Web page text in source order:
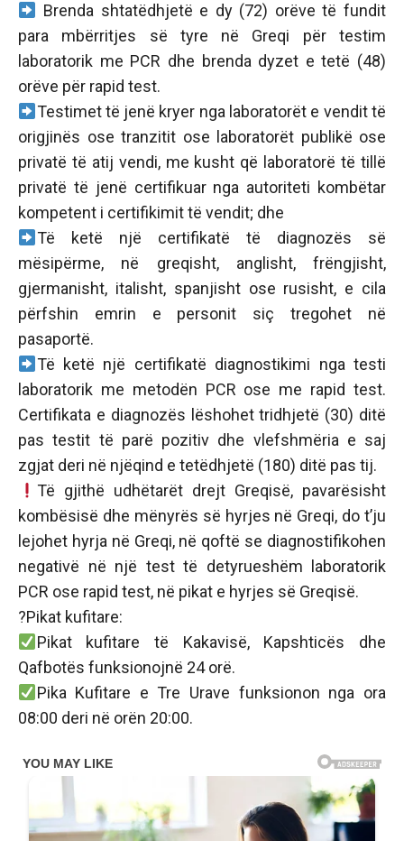
Brenda shtatëdhjetë e dy (72) orëve të fundit
para mbërritjes së tyre në Greqi për testim
laboratorik me PCR dhe brenda dyzet e tetë (48)
orëve për rapid test.
Testimet të jenë kryer nga laboratorët e vendit të
origjinës ose tranzitit ose laboratorët publikë ose
privatë të atij vendi, me kusht që laboratorë të tillë
privatë të jenë certifikuar nga autoriteti kombëtar
kompetent i certifikimit të vendit; dhe
Të ketë një certifikatë të diagnozës së
mësipërme, në greqisht, anglisht, frëngjisht,
gjermanisht, italisht, spanjisht ose rusisht, e cila
përfshin emrin e personit siç tregohet në
pasaportë.
Të ketë një certifikatë diagnostikimi nga testi
laboratorik me metodën PCR ose me rapid test.
Certifikata e diagnozës lëshohet tridhjetë (30) ditë
pas testit të parë pozitiv dhe vlefshmëria e saj
zgjat deri në njëqind e tetëdhjetë (180) ditë pas tij.
Të gjithë udhëtarët drejt Greqisë, pavarësisht
kombësisë dhe mënyrës së hyrjes në Greqi, do t’ju
lejohet hyrja në Greqi, në qoftë se diagnostifikohen
negativë në një test të detyrueshëm laboratorik
PCR ose rapid test, në pikat e hyrjes së Greqisë.
?Pikat kufitare:
Pikat kufitare të Kakavisë, Kapshticës dhe
Qafbotës funksionojnë 24 orë.
Pika Kufitare e Tre Urave funksionon nga ora
08:00 deri në orën 20:00.